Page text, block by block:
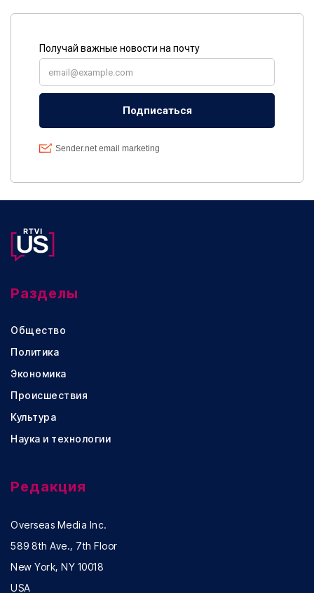
Разделы
Общество
Политика
Экономика
Происшествия
Культура
Наука и технологии
Редакция
Overseas Media Inc.
589 8th Ave., 7th Floor
New York, NY 10018
USA